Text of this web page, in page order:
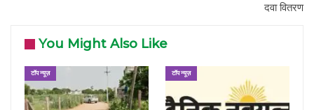
दवा वितरण
You Might Also Like
टॉप न्यूज़ टॉप न्यूज़